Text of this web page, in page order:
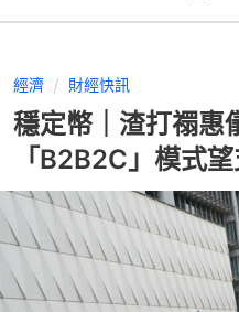
經濟 財經快訊
穩定幣｜渣打禤
「B2B2C」模式